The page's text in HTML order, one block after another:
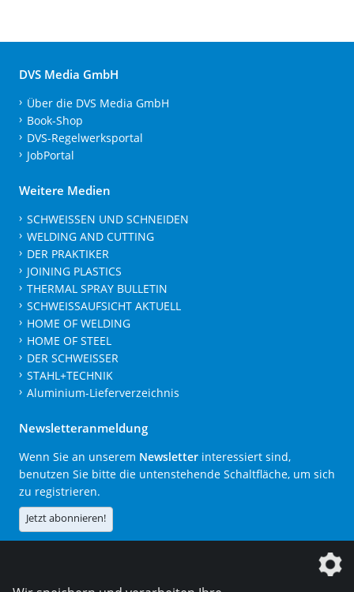
DVS Media GmbH
Über die DVS Media GmbH
Book-Shop
DVS-Regelwerksportal
JobPortal
Weitere Medien
SCHWEISSEN UND SCHNEIDEN
WELDING AND CUTTING
DER PRAKTIKER
JOINING PLASTICS
THERMAL SPRAY BULLETIN
SCHWEISSAUFSICHT AKTUELL
HOME OF WELDING
HOME OF STEEL
DER SCHWEISSER
STAHL+TECHNIK
Aluminium-Lieferverzeichnis
Newsletteranmeldung
Wenn Sie an unserem Newsletter interessiert sind,
benutzen Sie bitte die untenstehende Schaltfläche, um sich
zu registrieren.
Jetzt abonnieren!
Die DVS Media GmbH ist ein Unternehmen der